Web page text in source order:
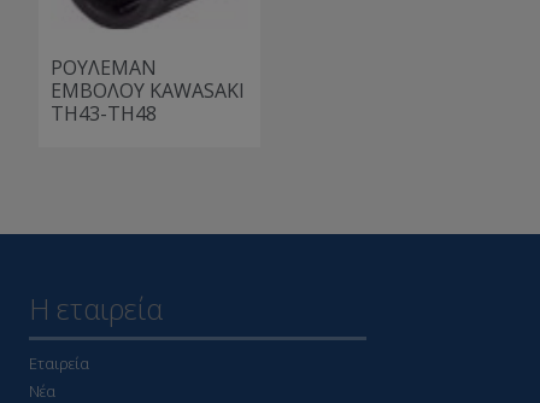
ΡΟΥΛΕΜΑΝ
ΕΜΒΟΛΟΥ KAWASAKI
TH43-TH48
Η εταιρεία
Εταιρεία
Νέα